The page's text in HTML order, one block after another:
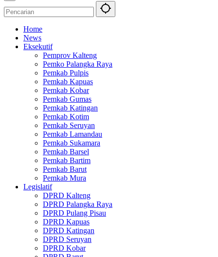
Home
News
Eksekutif
Pemprov Kalteng
Pemko Palangka Raya
Pemkab Pulpis
Pemkab Kapuas
Pemkab Kobar
Pemkab Gumas
Pemkab Katingan
Pemkab Kotim
Pemkab Seruyan
Pemkab Lamandau
Pemkab Sukamara
Pemkab Barsel
Pemkab Bartim
Pemkab Barut
Pemkab Mura
Legislatif
DPRD Kalteng
DPRD Palangka Raya
DPRD Pulang Pisau
DPRD Kapuas
DPRD Katingan
DPRD Seruyan
DPRD Kobar